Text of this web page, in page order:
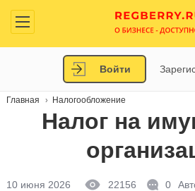
Войти
Главная Налогообложение
Налог на
10 июня 2026 22156 0